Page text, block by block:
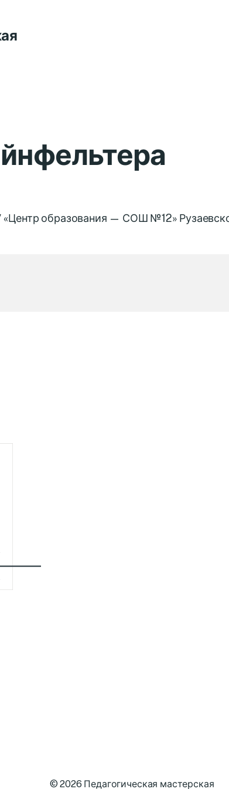
образования — СОШ №12»
© 2026 Педагогическая мастерская